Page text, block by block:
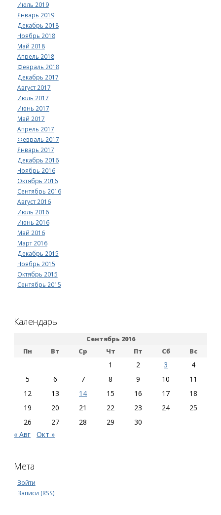
Июль 2019
Январь 2019
Декабрь 2018
Ноябрь 2018
Май 2018
Апрель 2018
Февраль 2018
Декабрь 2017
Август 2017
Июль 2017
Июнь 2017
Май 2017
Апрель 2017
Февраль 2017
Январь 2017
Декабрь 2016
Ноябрь 2016
Октябрь 2016
Сентябрь 2016
Август 2016
Июль 2016
Июнь 2016
Май 2016
Март 2016
Декабрь 2015
Ноябрь 2015
Октябрь 2015
Сентябрь 2015
Календарь
Сентябрь 2016
Пн
Вт Ср Чт Пт Сб Вс
1 2 3
4
5
6 7 8 9 10
11
12
13 14 15 16 17
18
19
20 21 22 23 24
25
26
27 28 29
30
« Авг
Окт »
Мета
Войти
Записи (RSS)